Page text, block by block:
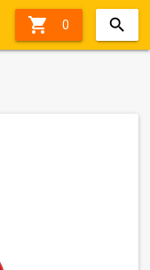
 0
47%
off